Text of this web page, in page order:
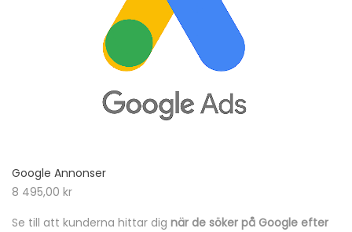
Google Annonser
8 495,00 kr
Se till att kunderna hittar dig när de söker på Google efter